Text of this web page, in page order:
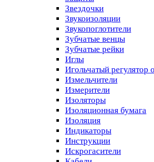
Звездочки
Звукоизоляции
Звукопоглотители
Зубчатые венцы
Зубчатые рейки
Иглы
Игольчатый регулятор
Измельчители
Измерители
Изоляторы
Изоляционная бумага
Изоляция
Индикаторы
Инструкции
Искрогасители